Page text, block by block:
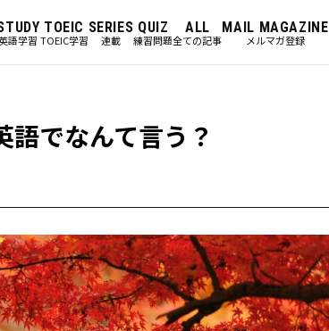
語学習
TOEIC
TOEIC学習
SERIES
連載
QUIZ
練習問題
ALL
全ての記事
MAIL MAGAZINE
メルマガ登録
語でなんて言う？